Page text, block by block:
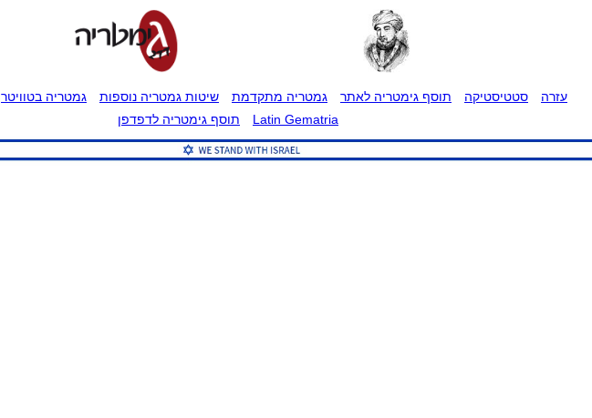
עזרה סטטיסטיקה תוסף גימטריה לאתר גמטריה מתקדמת שיטות גמטריה נוספות גמטריה בטוויטר
Latin Gematria
תוסף גימטריה לדפדפן